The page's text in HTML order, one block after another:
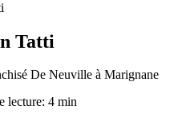
Tatti
De Neuville à Marignane
lecture: 4 min